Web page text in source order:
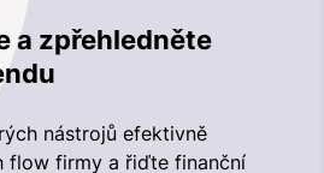
a zpřehledněte
nástrojů efektivně
flow firmy a řiďte finanční